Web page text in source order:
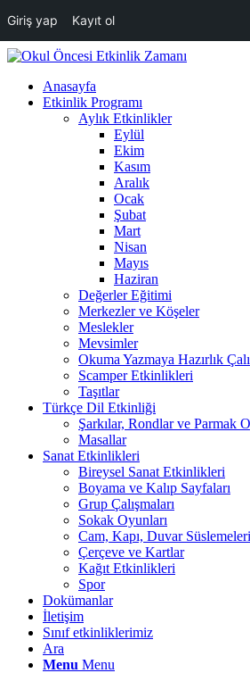
Giriş yap Kayıt ol
Anasayfa
Etkinlik Programı
Aylık Etkinlikler
Eylül
Ekim
Kasım
Aralık
Ocak
Şubat
Mart
Nisan
Mayıs
Haziran
Değerler Eğitimi
Merkezler ve Köşeler
Meslekler
Mevsimler
Okuma Yazmaya Hazırlık
Scamper Etkinlikleri
Taşıtlar
Türkçe Dil Etkinliği
Şarkılar, Rondlar ve Parmak
Masallar
Sanat Etkinlikleri
Bireysel Sanat Etkinlikleri
Boyama ve Kalıp Sayfaları
Grup Çalışmaları
Sokak Oyunları
Cam, Kapı, Duvar Süslemeleri
Çerçeve ve Kartlar
Kağıt Etkinlikleri
Spor
Dokümanlar
İletişim
Sınıf etkinliklerimiz
Ara
Menu Menu